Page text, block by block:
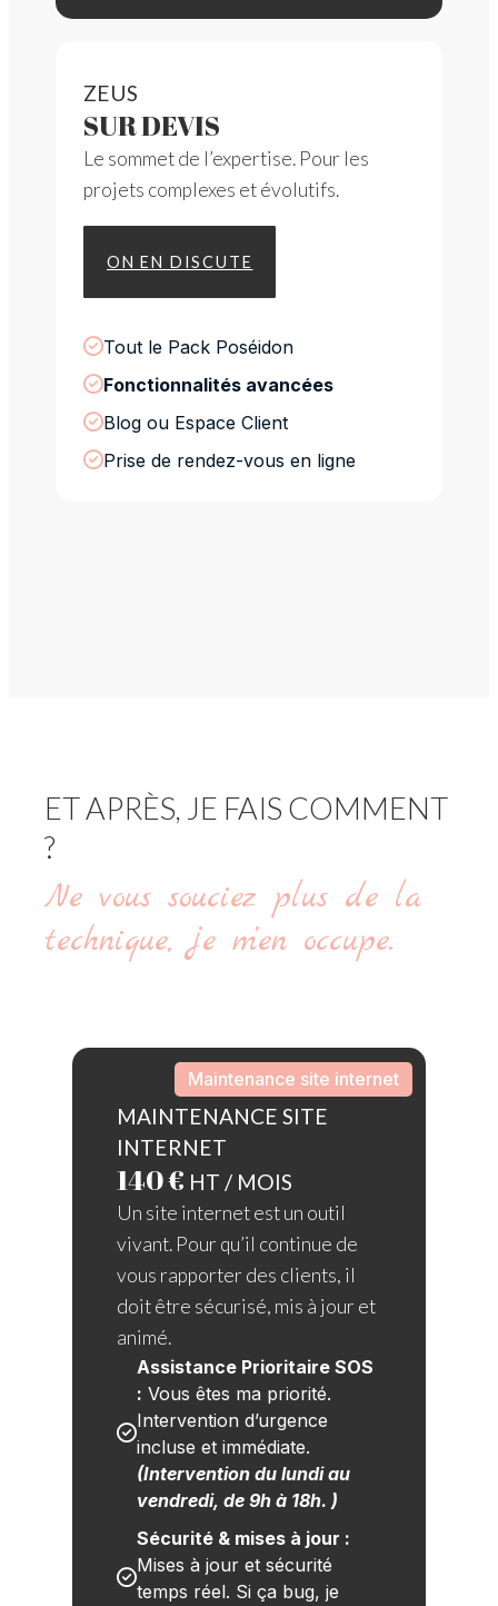
ZEUS
SUR DEVIS
Le sommet de l’expertise. Pour les
projets complexes et évolutifs.
ON EN DISCUTE
Tout le Pack Poséidon
Fonctionnalités avancées
Blog ou Espace Client
Prise de rendez-vous en ligne
ET APRÈS, JE FAIS COMMENT
?
Ne vous souciez plus de la
technique, je m’en occupe.
Maintenance site internet
MAINTENANCE SITE
INTERNET
140 € HT / MOIS
Un site internet est un outil
vivant. Pour qu’il continue de
vous rapporter des clients, il
doit être sécurisé, mis à jour et
animé.
Assistance Prioritaire SOS
: Vous êtes ma priorité.
Intervention d’urgence
(Intervention du lundi au
vendredi, de 9h à 18h. )
Sécurité & mises à jour :
Mises à jour et sécurité
temps réel. Si ça bug, je